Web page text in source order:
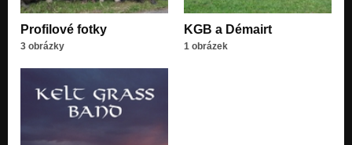
Profilové fotky
3 obrázky
KGB a Démairt
1 obrázek